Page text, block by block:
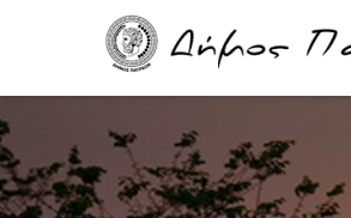
content
Main
navigation